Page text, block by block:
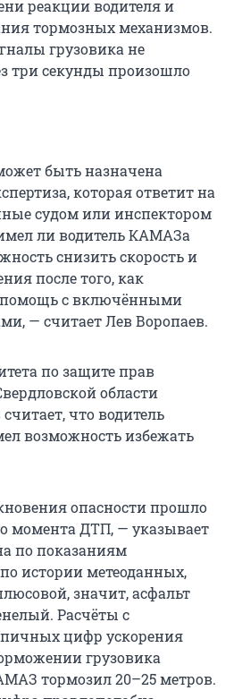
реакции водителя и
тормозных механизмов.
грузовика не
три секунды произошло
быть назначена
которая ответит на
судом или инспектором
ли водитель КАМАЗа
снизить скорость и
после того, как
с включёнными
— считает Лев Воропаев.
по защите прав
области
что водитель
возможность избежать
опасности прошло
момента ДТП, — указывает
по показаниям
истории метеоданных,
значит, асфальт
Расчёты с
цифр ускорения
грузовика
тормозил 20–25 метров.